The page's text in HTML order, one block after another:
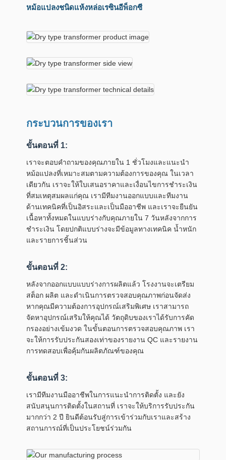
หม้อแปลงชนิดแห้งหล่อเรซินอีพ็อกซี
กระบวนการของเรา
ขั้นตอนที่ 1:
เราจะตอบคำถามของคุณภายใน 1 ชั่วโมงและแนะนำ
หม้อแปลงที่เหมาะสมตามความต้องการของคุณ ในเวลา
เดียวกัน เราจะให้ใบเสนอราคาและเงื่อนไขการชำระเงิน
ที่สมเหตุสมผลแก่คุณ เรามีทีมงานออกแบบและทีมงาน
ด้านเทคนิคที่เป็นอิสระและเป็นมืออาชีพ และเราจะยืนยัน
เนื้อหาทั้งหมดในแบบร่างกับคุณภายใน 7 วันหลังจากการ
ชำระเงิน โดยปกติแบบร่างจะมีข้อมูลทางเทคนิค น้ำหนัก
และรายการชิ้นส่วน
ขั้นตอนที่ 2:
หลังจากออกแบบแบบร่างการผลิตแล้ว โรงงานจะเตรียม
สต็อก ผลิต และดำเนินการตรวจสอบคุณภาพก่อนจัดส่ง
หากคุณมีความต้องการอุปกรณ์เสริมพิเศษ เราสามารถ
จัดหาอุปกรณ์เสริมให้คุณได้ วัตถุดิบของเราได้รับการคัด
กรองอย่างเข้มงวด ในขั้นตอนการตรวจสอบคุณภาพ เรา
จะให้การรับประกันสองเท่าของรายงาน QC และรายงาน
การทดสอบเพื่อคุ้มกันผลิตภัณฑ์ของคุณ
ขั้นตอนที่ 3:
เรามีทีมงานมืออาชีพในการแนะนำการติดตั้ง และยัง
สนับสนุนการติดตั้งในสถานที่ เราจะให้บริการรับประกัน
มากกว่า 2 ปี ยินดีต้อนรับสู่การเข้าร่วมกับเราและสร้าง
สถานการณ์ที่เป็นประโยชน์ร่วมกัน